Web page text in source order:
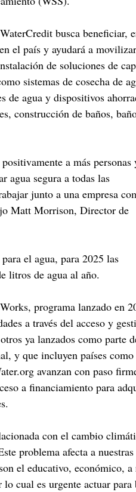
busca beneficiar,
el país y ayudará a
de soluciones de
sistemas de cosecha de
agua y dispositivos
construcción de baños,
a más personas
agua segura a todas las
junto a una empresa
Matt Morrison, Director de
el agua, para 2025 las
litros de agua al año.
programa lanzado en
a través del acceso y
ya lanzados como parte
y que incluyen países
avanzan con paso
a financiamiento para
con el cambio
problema afecta a nuestras
el educativo, económico,
cual es urgente actuar